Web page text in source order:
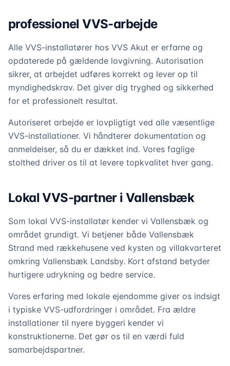
professionel VVS-arbejde
Alle VVS-installatører hos VVS Akut er erfarne og
opdaterede på gældende lovgivning. Autorisation
sikrer, at arbejdet udføres korrekt og lever op til
myndighedskrav. Det giver dig tryghed og sikkerhed
for et professionelt resultat.
Autoriseret arbejde er lovpligtigt ved alle væsentlige
VVS-installationer. Vi håndterer dokumentation og
anmeldelser, så du er dækket ind. Vores faglige
stolthed driver os til at levere topkvalitet hver gang.
Lokal VVS-partner i Vallensbæk
Som lokal VVS-installatør kender vi Vallensbæk og
området grundigt. Vi betjener både Vallensbæk
Strand med rækkehusene ved kysten og villakvarteret
omkring Vallensbæk Landsby. Kort afstand betyder
hurtigere udrykning og bedre service.
Vores erfaring med lokale ejendomme giver os indsigt
i typiske VVS-udfordringer i området. Fra ældre
installationer til nyere byggeri kender vi
konstruktionerne. Det gør os til en værdi fuld
samarbejdspartner.